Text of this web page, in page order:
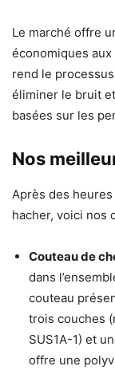
Le marché offre
économiques
rend le
éliminer le bruit
basées sur les
Nos
Après des
hacher, voici nos
Couteau de
dans
couteau
trois couches
SUS1A-1) et
offre une